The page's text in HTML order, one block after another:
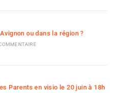
ou dans la région ?
Parents en visio le 20 juin à 18h